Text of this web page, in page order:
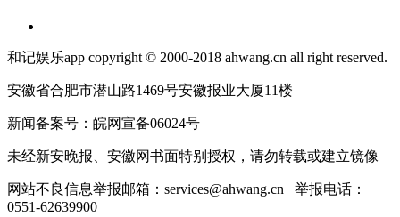
和记娱乐app copyright © 2000-2018 ahwang.cn all right reserved.
安徽省合肥市潜山路1469号安徽报业大厦11楼
新闻备案号：皖网宣备06024号
未经新安晚报、安徽网书面特别授权，请勿转载或建立镜像
网站不良信息举报邮箱： services@ahwang.cn 举报电话：
0551-62639900